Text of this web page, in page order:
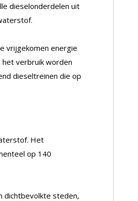
dieselonderdelen uit
vrijgekomen energie
het verbruik worden
dieseltreinen die op
Het
op 140
dichtbevolkte steden,